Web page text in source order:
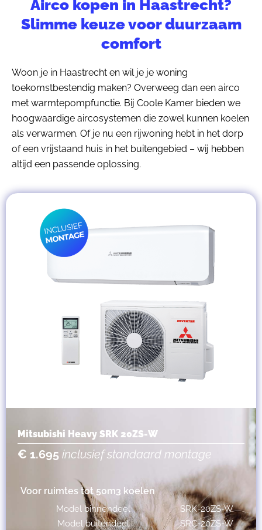
Airco kopen in Haastrecht?
Slimme keuze voor duurzaam
comfort
Woon je in Haastrecht en wil je je woning
toekomstbestendig maken? Overweeg dan een airco
met warmtepompfunctie. Bij Coole Kamer bieden we
hoogwaardige aircosystemen die zowel kunnen koelen
als verwarmen. Of je nu een rijwoning hebt in het dorp
of een vrijstaand huis in het buitengebied – wij hebben
altijd een passende oplossing.
Mitsubishi Heavy SRK 20ZS-W
€ 1.695 inclusief standaard montage
Voor ruimtes tot 50m3 koelen
Model binnendeel
SRK-20ZS-W
Model buitendeel
SRC-20ZS-W